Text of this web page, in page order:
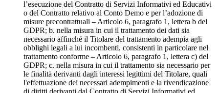
l’esecuzione del Contratto di Servizi Informativi ed Educativi
o del Contratto relativo al Conto Demo e per l’adozione di
misure precontrattuali – Articolo 6, paragrafo 1, lettera b del
GDPR; b. nella misura in cui il trattamento dei dati sia
necessario affinché il Titolare del trattamento adempia agli
obblighi legali a lui incombenti, consistenti in particolare nel
trattamento conforme – Articolo 6, paragrafo 1, lettera c) del
GDPR; c. nella misura in cui il trattamento sia necessario per
le finalità derivanti dagli interessi legittimi del Titolare, quali
l'effettuazione dei necessari adempimenti e la rivendicazione
di diritti derivanti dal Contratto di Servizi Informativi ed